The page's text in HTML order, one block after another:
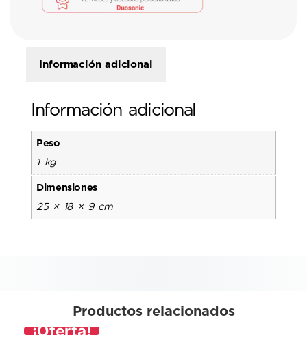
Información adicional
Información adicional
Peso
1 kg
Dimensiones
25 × 18 × 9 cm
Productos relacionados
¡Oferta!